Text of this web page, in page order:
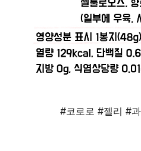
#코로로 #젤리 #